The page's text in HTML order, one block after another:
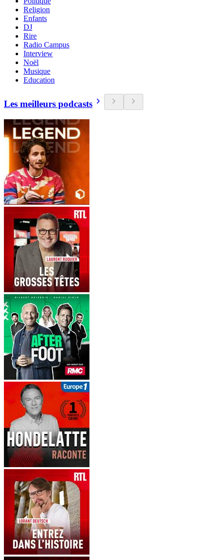
Religion
Enfants
DJ
Rire
Radio Campus
Interview
Noël
Musique
Education
Les meilleurs podcasts